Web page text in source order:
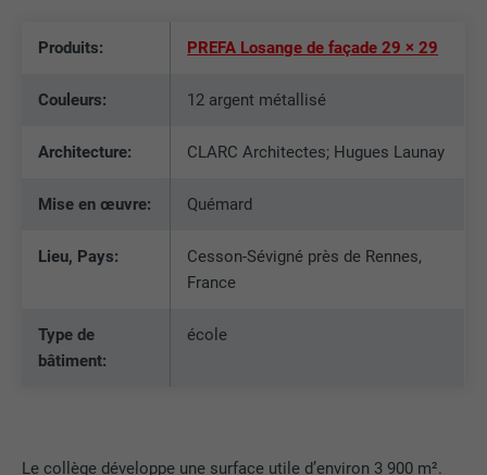
Produits: PREFA Losange de façade 29 × 29
Couleurs: 12 argent métallisé
Architecture: CLARC Architectes; Hugues Launay
Mise en œuvre: Quémard
Lieu, Pays:
Cesson-Sévigné près de Rennes,
France
Type de
bâtiment:
école
Le collège développe une surface utile d’environ 3 900 m².